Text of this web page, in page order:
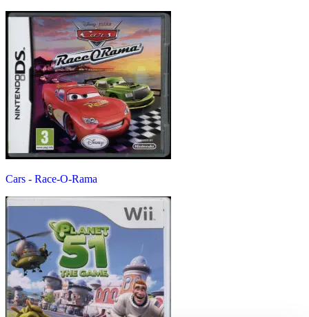
Cars - Race-O-Rama